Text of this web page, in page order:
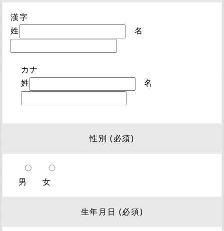
漢字
姓
名
カナ
姓
名
性別 (必須)
男 女
生年月日 (必須)